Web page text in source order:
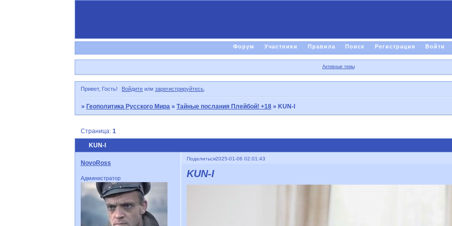
Форум Участники Правила Поиск Регистрация Войти
Активные темы
Привет, Гость! Войдите илизарегистрируйтесь.
» Геополитика Русского Мира » Тайные послания Плейбой! +18 » KUN-I
KUN-I
Страница: 1
Поделиться2025-01-06 02:01:43
NovoRoss
Администратор KUN-I